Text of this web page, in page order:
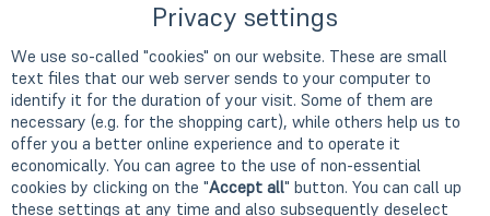
Privacy settings
We use so-called "cookies" on our website. These are small
text files that our web server sends to your computer to
identify it for the duration of your visit. Some of them are
necessary (e.g. for the shopping cart), while others help us to
offer you a better online experience and to operate it
economically. You can agree to the use of non-essential
cookies by clicking on the "Accept all" button. You can call up
these settings at any time and also subsequently deselect